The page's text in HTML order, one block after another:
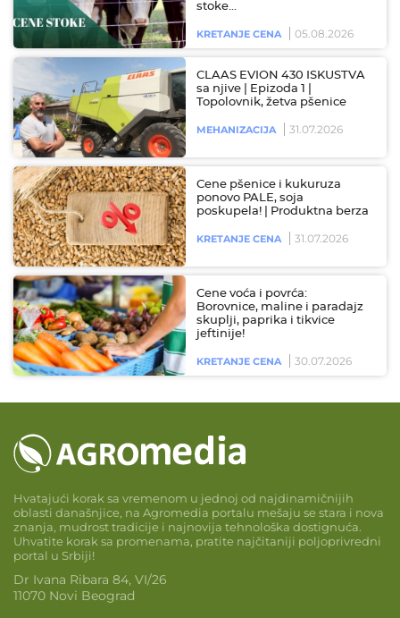
stoke…
KRETANJE CENA 05.08.2026
CLAAS EVION 430 ISKUSTVA
sa njive | Epizoda 1 |
Topolovnik, žetva pšenice
MEHANIZACIJA 31.07.2026
Cene pšenice i kukuruza
ponovo PALE, soja
poskupela! | Produktna berza
KRETANJE CENA 31.07.2026
Cene voća i povrća:
Borovnice, maline i paradajz
skuplji, paprika i tikvice
jeftinije!
KRETANJE CENA 30.07.2026
Hvatajući korak sa vremenom u jednoj od najdinamičnijih
oblasti današnjice, na Agromedia portalu mešaju se stara i nova
znanja, mudrost tradicije i najnovija tehnološka dostignuća.
Uhvatite korak sa promenama, pratite najčitaniji poljoprivredni
portal u Srbiji!
Dr Ivana Ribara 84, VI/26
11070 Novi Beograd